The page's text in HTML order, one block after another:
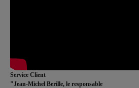
Service Client
"Jean-Michel Berille, le responsable